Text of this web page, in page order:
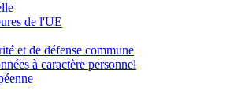
de l'UE
et de défense commune
à caractère personnel